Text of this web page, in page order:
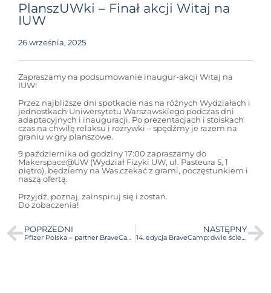
PlanszUWki – Finał akcji Witaj na
IUW
26 września, 2025
Zapraszamy na podsumowanie inaugur-akcji Witaj na
IUW!
Przez najbliższe dni spotkacie nas na różnych Wydziałach i
jednostkach Uniwersytetu Warszawskiego podczas dni
adaptacyjnych i inauguracji. Po prezentacjach i stoiskach
czas na chwilę relaksu i rozrywki – spędźmy je razem na
graniu w gry planszowe.
9 października od godziny 17:00 zapraszamy do
Makerspace@UW (Wydział Fizyki UW, ul. Pasteura 5, 1
piętro), będziemy na Was czekać z grami, poczęstunkiem i
naszą ofertą.
Przyjdź, poznaj, zainspiruj się i zostań.
Do zobaczenia!
POPRZEDNI
Pfizer Polska – partner BraveCamp od pierwszej edycji!
NASTĘPNY
14. edycja BraveCamp: dwie ścieżki, 30 projektów i nowa formuła wsparcia dla młodych innowatorów!